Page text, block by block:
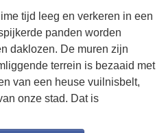
tijd leeg en verkeren in een
panden worden
daklozen. De muren zijn
terrein is bezaaid met
van een heuse vuilnisbelt,
onze stad. Dat is